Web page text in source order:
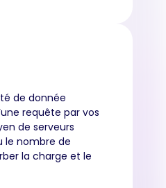
de donnée
requête par vos
de serveurs
le nombre de
la charge et le